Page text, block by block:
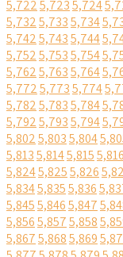
5,7225,7235,724
5,7325,7335,734
5,7425,7435,744
5,7525,7535,754
5,7625,7635,764
5,7725,7735,774
5,7825,7835,784
5,7925,7935,794
5,8025,8035,804
5,8135,8145,8155,816
5,8245,8255,826
5,8345,8355,836
5,8455,8465,847
5,8565,8575,858
5,8675,8685,869